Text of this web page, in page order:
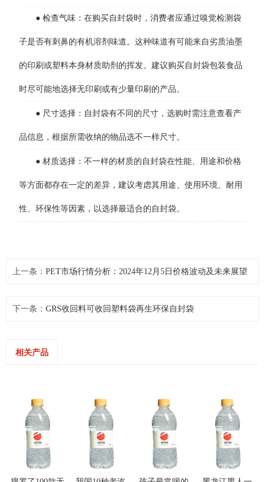
● 检查气味：在购买自封袋时，消费者应通过嗅觉检测袋
子是否有刺鼻的有机溶剂味道。这种味道有可能来自劣质油墨
的印刷或塑料本身材质助剂的挥发。建议购买自封袋包装食品
时尽可能地选择无印刷或有少量印刷的产品。
● 尺寸选择：自封袋有不同的尺寸，选购时需注意查看产
品信息，根据所需收纳的物品选不一样尺寸。
● 材质选择：不一样的材质的自封袋在性能、用途和价格
等方面都存在一定的差异，建议考虑其用途、使用环境、耐用
性、环保性等因素，以选择最适合的自封袋。
上一条： PET市场行情分析：2024年12月5日价格波动及未来展望
下一条： GRS收回料可收回塑料袋再生环保自封袋
相关产品